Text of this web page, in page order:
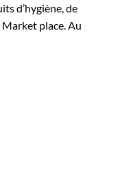
d’hygiène, de
place. Au